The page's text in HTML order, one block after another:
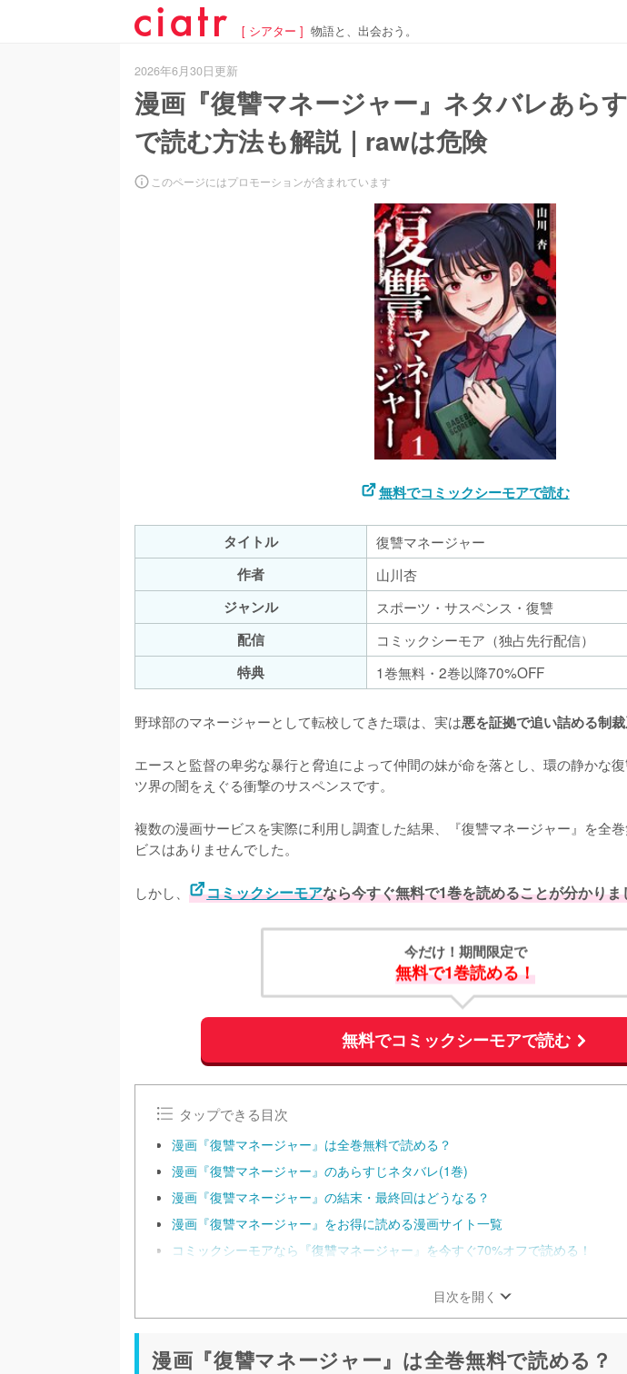
[ シアター ] 物語と、出会おう。
2026年6月30日更新
漫画『復讐マネージャー』ネタバレあら
で読む方法も解説｜rawは危険
このページにはプロモーションが含まれています
無料でコミックシーモアで読む
タイトル
復讐マネージャー
作者
山川杏
ジャンル
スポーツ・サスペンス・復讐
配信
コミックシーモア（独占先行配信）
特典
1巻無料・2巻以降70%OFF
野球部のマネージャーとして転校してきた環は、実は悪を証拠で追い詰める制
エースと監督の卑劣な暴行と脅迫によって仲間の妹が命を落とし、環の静か
ツ界の闇をえぐる衝撃のサスペンスです。
複数の漫画サービスを実際に利用し調査した結果、『復讐マネージャー』を全
ビスはありませんでした。
しかし、 コミックシーモアなら今すぐ無料で1巻を読めることが分かりま
今だけ！期間限定で
無料で1巻読める！
無料でコミックシーモアで読む
タップできる目次
漫画『復讐マネージャー』は全巻無料で読める？
漫画『復讐マネージャー』のあらすじネタバレ(1巻)
漫画『復讐マネージャー』の結末・最終回はどうなる？
漫画『復讐マネージャー』をお得に読める漫画サイト一覧
コミックシーモアなら『復讐マネージャー』を今すぐ70%オフで読める！
目次を開く
漫画『復讐マネージャー』は全巻無料で読める？